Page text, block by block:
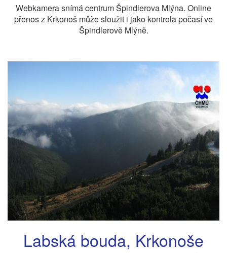
Webkamera snímá centrum Špindlerova Mlýna. Online
přenos z Krkonoš může sloužit i jako kontrola počasí ve
Špindlerově Mlýně.
Labská bouda, Krkonoše